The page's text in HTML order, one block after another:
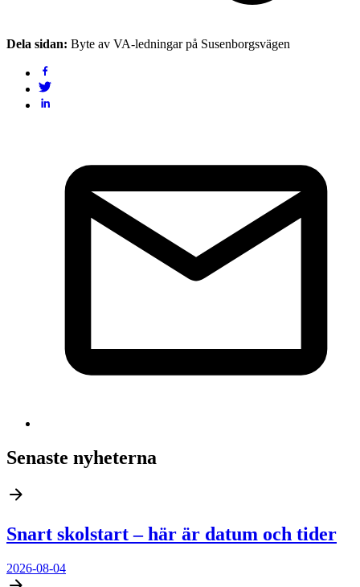
Dela sidan: Byte av VA-ledningar på Susenborgsvägen
Senaste nyheterna
Snart skolstart – här är datum och tider
2026-08-04